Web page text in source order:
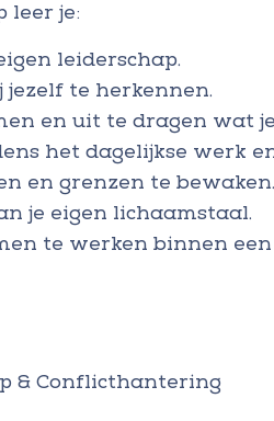
leer je:
leiderschap.
te herkennen.
en uit te dragen wat
het dagelijkse werk
en grenzen te bewaken.
je eigen lichaamstaal.
te werken binnen
& Conflicthantering